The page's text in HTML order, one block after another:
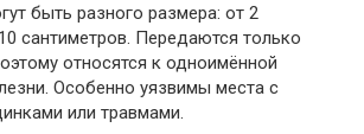
быть разного размера: от 2
сантиметров. Передаются только
относятся к одноимённой
Особенно уязвимы места с
или травмами.